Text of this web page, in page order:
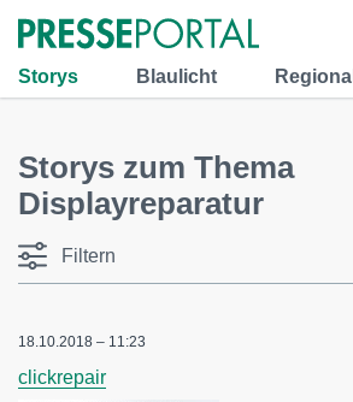
Storys Blaulicht Regional
Storys zum Thema
Displayreparatur
Filtern
18.10.2018 – 11:23
clickrepair